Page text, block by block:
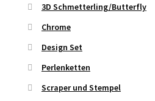
3D Schmetterling/Butterfly
Chrome
Design Set
Perlenketten
Scraper und Stempel